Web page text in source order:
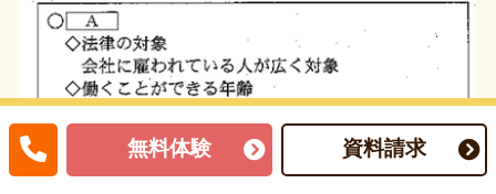
無料体験 資料請求